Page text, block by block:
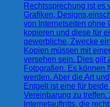
Rechtssprechung ist es
Grafiken,
von Internetseiten ohne
kopieren und diese für
gewerbliche, Zwecke
Kopien müssen mit
versehen sein. Dies gilt
Fotografien. Es können
werden. Aber die Art
Entgelt ist eine für
Vereinbarung zu
Internetauftritts, die